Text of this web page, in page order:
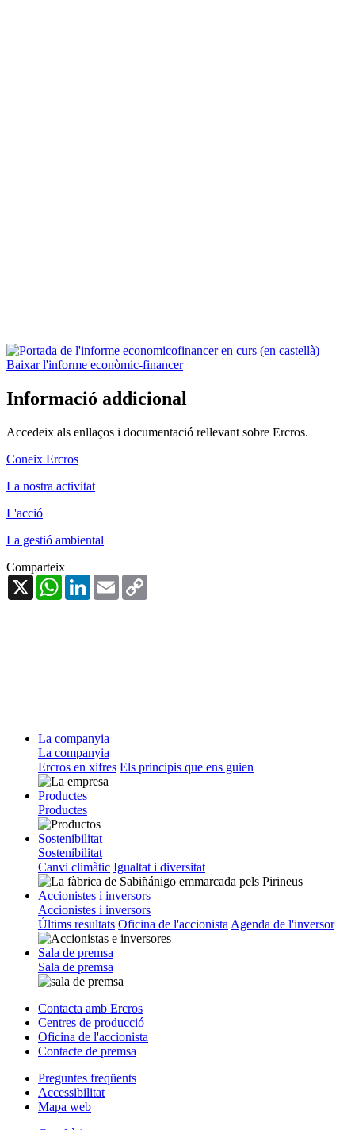
Baixar l'informe econòmic-financer
Informació addicional
Accedeix als enllaços i documentació rellevant sobre Ercros.
Coneix Ercros
La nostra activitat
L'acció
La gestió ambiental
Comparteix
X
WhatsAppLinkedInEmail
La companyia
La companyia
Ercros en xifres Els principis que ens guien
Productes
Productes
Sostenibilitat
Sostenibilitat
Canvi climàtic Igualtat i diversitat
Accionistes i inversors
Accionistes i inversors
Últims resultats Oficina de l'accionistaAgenda de l'inversor
Sala de premsa
Sala de premsa
Contacta amb Ercros
Centres de producció
Oficina de l'accionista
Contacte de premsa
Preguntes freqüents
Accessibilitat
Mapa web